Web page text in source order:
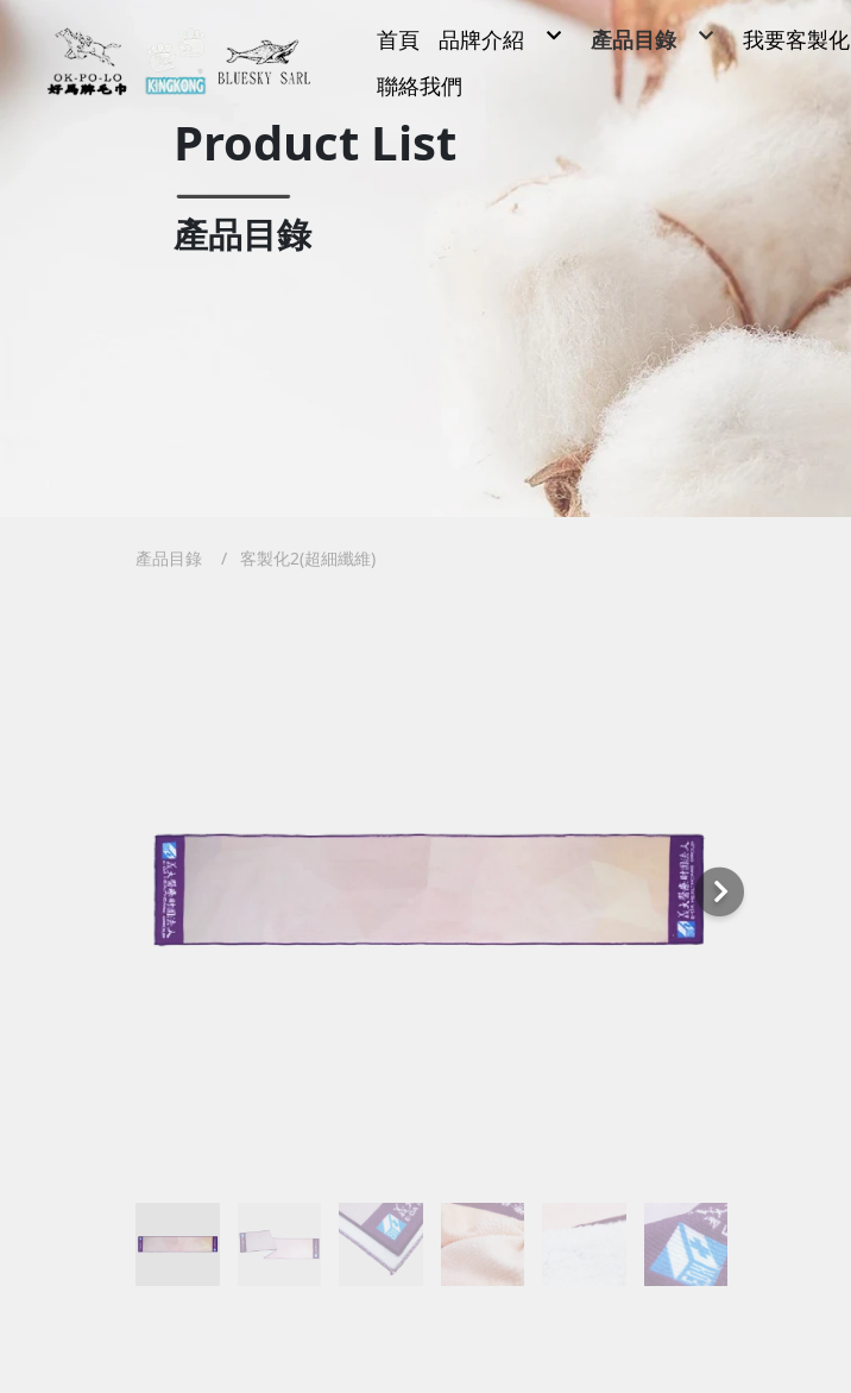
首頁 品牌介紹
KINGKONG
BLUESKY SARL
產品目錄
運動毛巾、麻紗巾
旅行用品
客製化(緹花/純棉印刷)
客製化2(超細纖維)
客製化3(超細纖維)
我要客製化
聯絡我們
Product List
產品目錄
產品目錄 客製化2(超細纖維)